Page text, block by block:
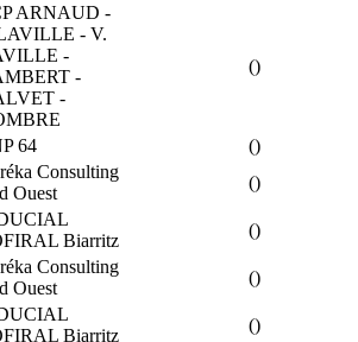
ARNAUD -
- V.
-
-
-
()
64
()
Consulting
Ouest
()
Biarritz
()
Consulting
Ouest
()
Biarritz
()